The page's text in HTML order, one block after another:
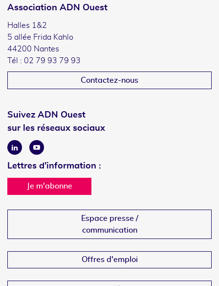
Association ADN Ouest
Halles 1&2
5 allée Frida Kahlo
44200 Nantes
Tél : 02 79 93 79 93
Contactez-nous
Suivez ADN Ouest
sur les réseaux sociaux
LinkedinYoutube
Lettres d'information :
Je m'abonne
Espace presse /
communication
Offres d'emploi